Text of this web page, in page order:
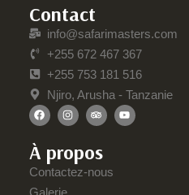
Contact
info@safarimasters.com
+255 672 467 367
+255 753 181 516
Njiro, Arusha - Tanzanie
À propos
Contactez-nous
Galerie